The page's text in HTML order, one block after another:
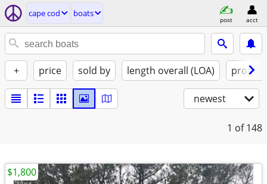
cape cod boats
post acct
+ price sold by length overall (LOA)
newest
1 of 148
$1,800